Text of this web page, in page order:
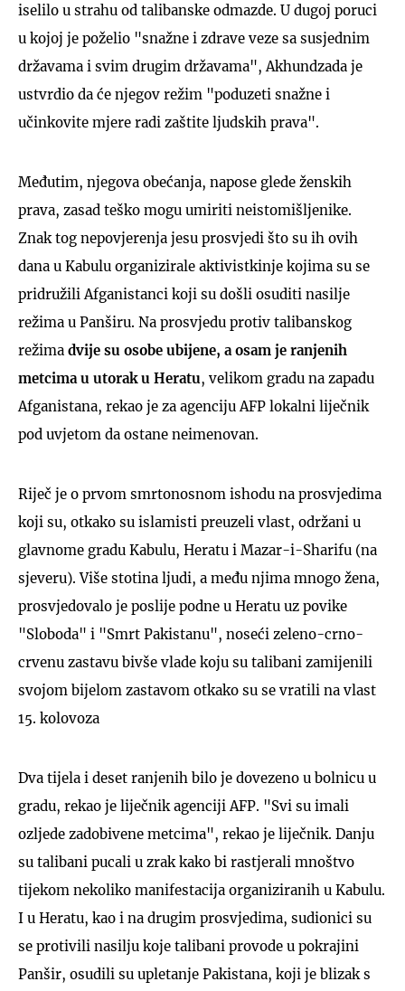
iselilo u strahu od talibanske odmazde. U dugoj poruci
u kojoj je poželio "snažne i zdrave veze sa susjednim
državama i svim drugim državama", Akhundzada je
ustvrdio da će njegov režim "poduzeti snažne i
učinkovite mjere radi zaštite ljudskih prava".
Međutim, njegova obećanja, napose glede ženskih
prava, zasad teško mogu umiriti neistomišljenike.
Znak tog nepovjerenja jesu prosvjedi što su ih ovih
dana u Kabulu organizirale aktivistkinje kojima su se
pridružili Afganistanci koji su došli osuditi nasilje
režima u Panširu. Na prosvjedu protiv talibanskog
režima dvije su osobe ubijene, a osam je ranjenih
metcima u utorak u Heratu, velikom gradu na zapadu
Afganistana, rekao je za agenciju AFP lokalni liječnik
pod uvjetom da ostane neimenovan.
Riječ je o prvom smrtonosnom ishodu na prosvjedima
koji su, otkako su islamisti preuzeli vlast, održani u
glavnome gradu Kabulu, Heratu i Mazar-i-Sharifu (na
sjeveru). Više stotina ljudi, a među njima mnogo žena,
prosvjedovalo je poslije podne u Heratu uz povike
"Sloboda" i "Smrt Pakistanu", noseći zeleno-crno-
crvenu zastavu bivše vlade koju su talibani zamijenili
svojom bijelom zastavom otkako su se vratili na vlast
15. kolovoza
Dva tijela i deset ranjenih bilo je dovezeno u bolnicu u
gradu, rekao je liječnik agenciji AFP. "Svi su imali
ozljede zadobivene metcima", rekao je liječnik. Danju
su talibani pucali u zrak kako bi rastjerali mnoštvo
tijekom nekoliko manifestacija organiziranih u Kabulu.
I u Heratu, kao i na drugim prosvjedima, sudionici su
se protivili nasilju koje talibani provode u pokrajini
Panšir, osudili su upletanje Pakistana, koji je blizak s